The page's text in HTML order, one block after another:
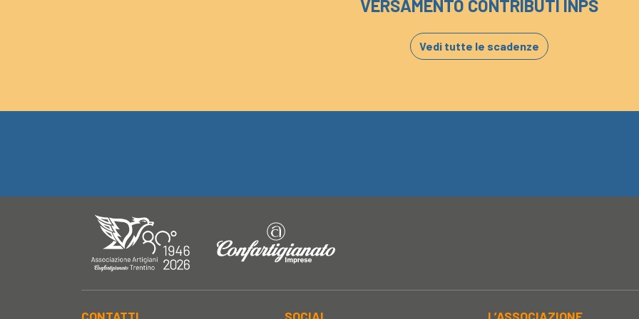
VERSAMENTO CONTRIBUTI INPS
Vedi tutte le scadenze